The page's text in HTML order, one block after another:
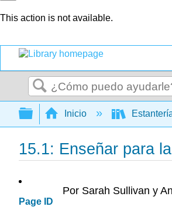
This action is not available.
Buscar
Expandir/contraer
Inicio
15.1: Enseñar para
Page ID
Por Sarah Sullivan y